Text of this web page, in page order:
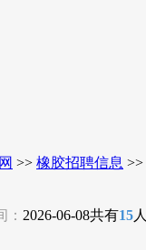
>> 橡胶招聘信息 >>
： 2026-06-08共有15